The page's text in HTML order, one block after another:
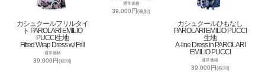
カシュクールフリルタイ
ト PAROLARI EMILIO
PUCCI生地
Fitted Wrap Dress w/ Frill
通常価格
39,000円(税別)
通常価格
39,000円(税別)
カシュクールひもなし
PAROLARI EMILIO PUCCI
生地
A-line Dress in PAROLARI
EMILIO PUCCI
通常価格
39,000円(税別)